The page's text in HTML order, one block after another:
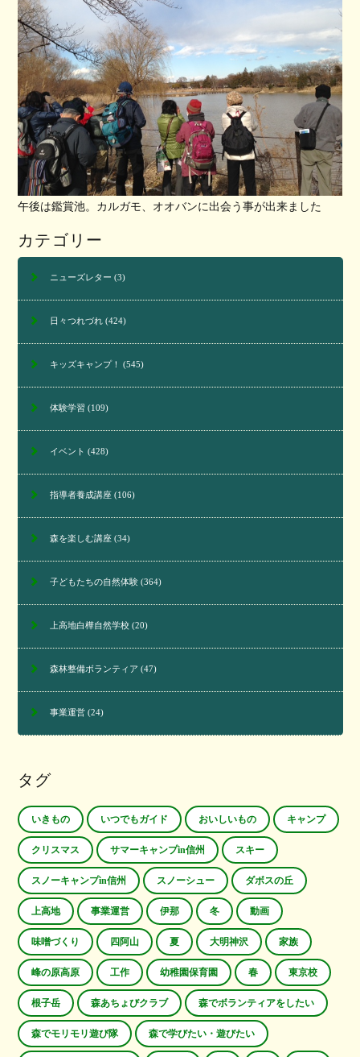
午後は鑑賞池。カルガモ、オオバンに出会う事が出来ました
カテゴリー
ニューズレター (3)
日々つれづれ(424)
キッズキャンプ！ (545)
体験学習 (109)
イベント (428)
指導者養成講座(106)
森を楽しむ講座(34)
子どもたちの自然体験(364)
上高地白樺自然学校(20)
森林整備ボランティア (47)
事業運営(24)
タグ
いきもの いつでもガイド おいしいもの キャンプ
クリスマス サマーキャンプin信州 スキー
スノーキャンプin信州 スノーシュー ダボスの丘
上高地 事業運営 伊那 冬 動画
味噌づくり 四阿山 夏 大明神沢 家族
峰の原高原 工作 幼稚園保育園 春 東京校
根子岳 森あちょびクラブ 森でボランティアをしたい
森でモリモリ遊び隊 森で学びたい・遊びたい